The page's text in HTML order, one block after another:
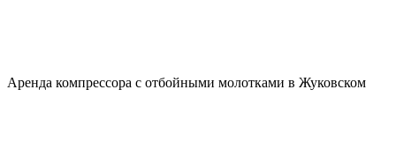
Аренда компрессора с отбойными молотками в Жуковском